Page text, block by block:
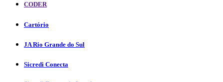
CODER
Cartório
JA Rio Grande do Sul
Sicredi Conecta